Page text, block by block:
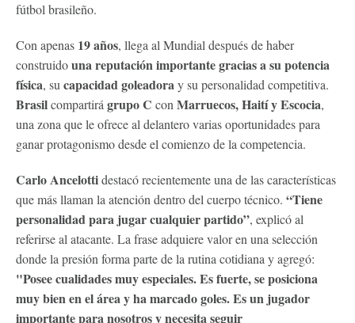
fútbol brasileño.
Con apenas 19 años, llega al Mundial después de haber
construidouna reputación importante gracias a su potencia
física, sucapacidad goleadoray su personalidad competitiva.
Brasilcompartirágrupo C conMarruecos, Haití y Escocia,
una zona que le ofrece al delantero varias oportunidades para
ganar protagonismo desde el comienzo de la competencia.
Carlo Ancelottidestacó recientemente una de las características
que más llaman la atención dentro del cuerpo técnico. “Tiene
personalidad para jugar cualquier partido”, explicó al
referirse al atacante. La frase adquiere valor en una selección
donde la presión forma parte de la rutina cotidiana y agregó:
"Posee cualidades muy especiales. Es fuerte, se posiciona
muy bien en el área y ha marcado goles. Es un jugador
importante para nosotros y necesita seguir